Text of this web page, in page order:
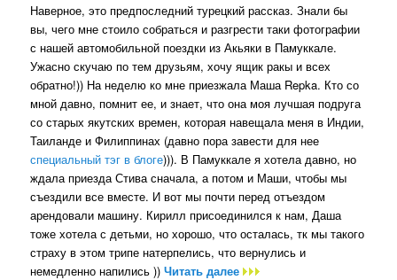
Наверное, это предпоследний турецкий рассказ. Знали бы
вы, чего мне стоило собраться и разгрести таки фотографии
с нашей автомобильной поездки из Акьяки в Памуккале.
Ужасно скучаю по тем друзьям, хочу ящик ракы и всех
обратно!)) На неделю ко мне приезжала Маша Repka. Кто со
мной давно, помнит ее, и знает, что она моя лучшая подруга
со старых якутских времен, которая навещала меня в Индии,
Таиланде и Филиппинах (давно пора завести для нее
специальный тэг в блоге))). В Памуккале я хотела давно, но
ждала приезда Стива сначала, а потом и Маши, чтобы мы
съездили все вместе. И вот мы почти перед отъездом
арендовали машину. Кирилл присоединился к нам, Даша
тоже хотела с детьми, но хорошо, что осталась, тк мы такого
страху в этом трипе натерпелись, что вернулись и
немедленно напились ))Читать далее